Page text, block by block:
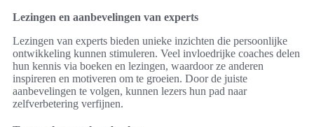
Lezingen en aanbevelingen van experts
Lezingen van experts bieden unieke inzichten die persoonlijke
ontwikkeling kunnen stimuleren. Veel invloedrijke coaches delen
hun kennis via boeken en lezingen, waardoor ze anderen
inspireren en motiveren om te groeien. Door de juiste
aanbevelingen te volgen, kunnen lezers hun pad naar
zelfverbetering verfijnen.